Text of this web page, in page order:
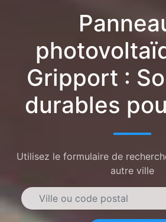
Gripport :
durables
Utilisez le formulaire de
autre ville